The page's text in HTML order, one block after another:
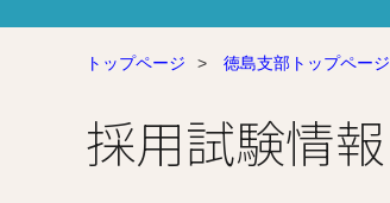
トップページ > 徳島支部トップページ
採用試験情報